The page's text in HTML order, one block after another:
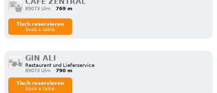
89073 Ulm 769 m
Tisch reservieren
book a table
GIN ALI
Restaurant und Lieferservice
89073 Ulm
790 m
Tisch reservieren
book a table